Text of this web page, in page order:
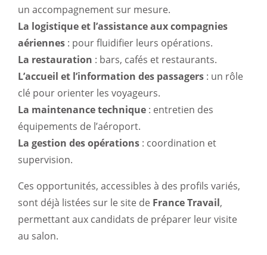
un accompagnement sur mesure.
La logistique et l’assistance aux compagnies
aériennes : pour fluidifier leurs opérations.
La restauration : bars, cafés et restaurants.
L’accueil et l’information des passagers : un rôle
clé pour orienter les voyageurs.
La maintenance technique : entretien des
équipements de l’aéroport.
La gestion des opérations : coordination et
supervision.
Ces opportunités, accessibles à des profils variés,
sont déjà listées sur le site de France Travail,
permettant aux candidats de préparer leur visite
au salon.